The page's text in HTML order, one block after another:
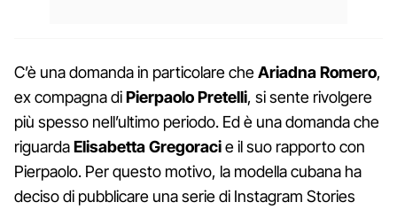
C’è una domanda in particolare cheAriadna Romero,
ex compagna diPierpaolo Pretelli, si sente rivolgere
più spesso nell’ultimo periodo. Ed è una domanda che
riguardaElisabetta Gregoracie il suo rapporto con
Pierpaolo. Per questo motivo, la modella cubana ha
deciso di pubblicare una serie di Instagram Stories